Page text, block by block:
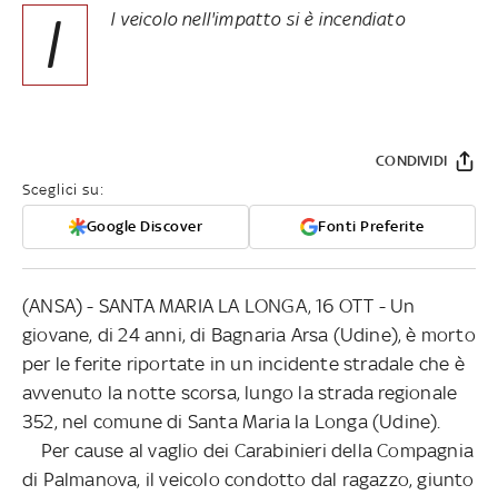
I l veicolo nell'impatto si è incendiato
Sceglici su:
Google Discover Fonti Preferite
CONDIVIDI
(ANSA) - SANTA MARIA LA LONGA, 16 OTT - Un
giovane, di 24 anni, di Bagnaria Arsa (Udine), è morto
per le ferite riportate in un incidente stradale che è
avvenuto la notte scorsa, lungo la strada regionale
352, nel comune di Santa Maria la Longa (Udine).
Per cause al vaglio dei Carabinieri della Compagnia
di Palmanova, il veicolo condotto dal ragazzo, giunto